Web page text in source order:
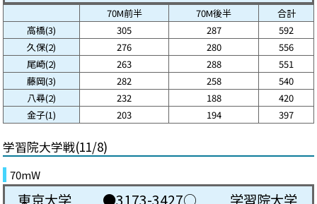
70M前半 70M後半
合計
高橋(3)
305 287
592
久保(2)
276 280
556
尾崎(2)
263 288
551
藤岡(3)
282 258
540
八尋(2)
232 188
420
金子(1)
203 194 397
学習院大学戦(11/8)
70mW
東京大学 ●3173-3427○ 学習院大学